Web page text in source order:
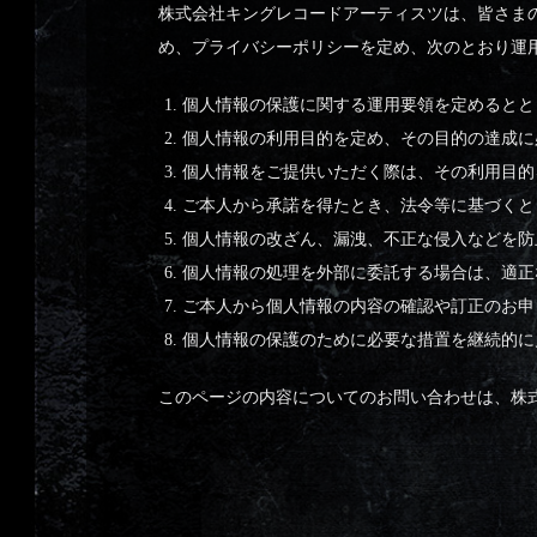
株式会社キングレコードアーティスツは、皆さ
め、プライバシーポリシーを定め、次のとおり運
個人情報の保護に関する運用要領を定めると
個人情報の利用目的を定め、その目的の達成
個人情報をご提供いただく際は、その利用目
ご本人から承諾を得たとき、法令等に基づく
個人情報の改ざん、漏洩、不正な侵入などを
個人情報の処理を外部に委託する場合は、適
ご本人から個人情報の内容の確認や訂正のお
個人情報の保護のために必要な措置を継続的
このページの内容についてのお問い合わせは、